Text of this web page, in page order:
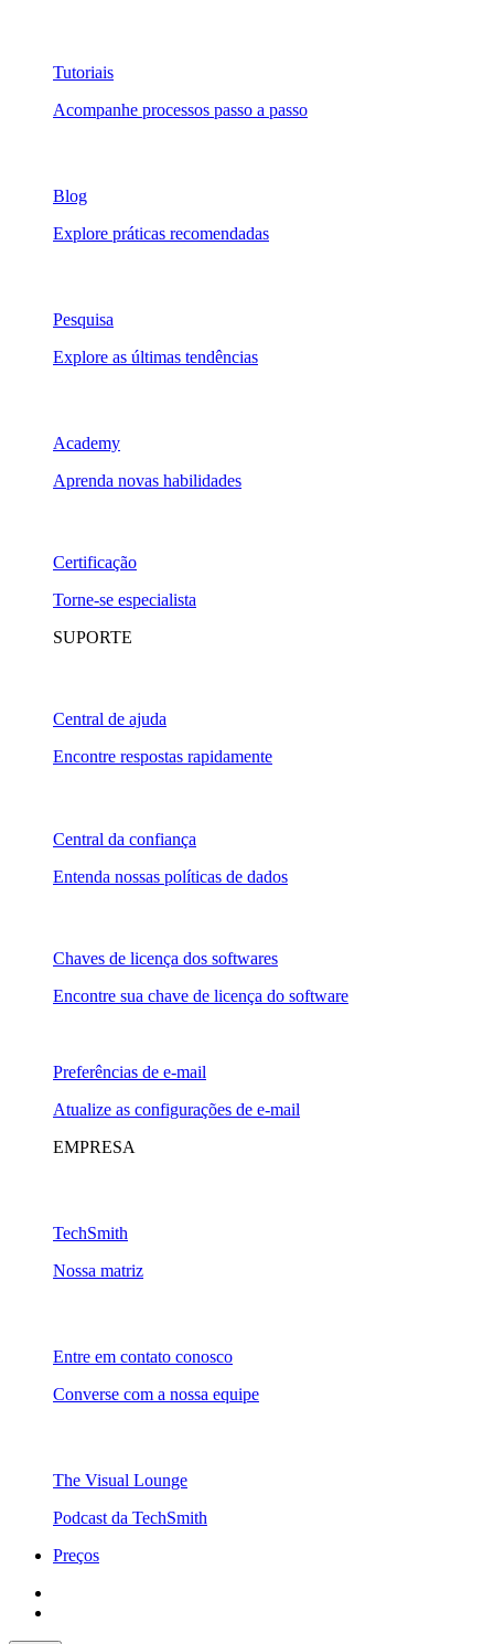
Tutoriais
Acompanhe processos passo a passo
Blog
Explore práticas recomendadas
Pesquisa
Explore as últimas tendências
Academy
Aprenda novas habilidades
Certificação
Torne-se especialista
SUPORTE
Central de ajuda
Encontre respostas rapidamente
Central da confiança
Entenda nossas políticas de dados
Chaves de licença dos softwares
Encontre sua chave de licença do software
Preferências de e-mail
Atualize as configurações de e-mail
EMPRESA
TechSmith
Nossa matriz
Entre em contato conosco
Converse com a nossa equipe
The Visual Lounge
Podcast da TechSmith
Preços